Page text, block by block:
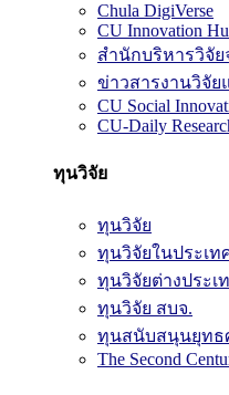
Chula DigiVerse
CU Innovation
สำนักบริหารวิจัย
ข่าวสารงานวิจัย
CU Social
CU-Daily
ทุนวิจัย
ทุนวิจัย
ทุนวิจัยในประเท
ทุนวิจัยต่างประเ
ทุนวิจัย สบจ.
ทุนสนับสนุนยุทธ
The Second